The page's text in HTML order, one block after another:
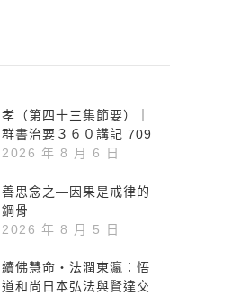
孝（第四十三集節要）｜
群書治要３６０講記 709
2026 年 8 月 6 日
善思念之—因果是戒律的
鋼骨
2026 年 8 月 5 日
續佛慧命‧法潤東瀛：悟
道和尚日本弘法與賢達交